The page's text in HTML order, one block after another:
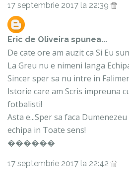
17 septembrie 2017 la 22:39
Eric de Oliveira spunea...
De cate ore am auzit ca Si Eu
La Greu nu e nimeni langa
Sincer sper sa nu intre in
Istorie care am Scris impreuna
fotbalisti!
Asta e...Sper sa faca
echipa in Toate sens!
������
17 septembrie 2017 la 22:42